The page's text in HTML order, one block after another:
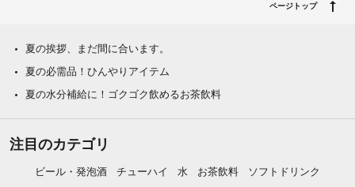
ページトップ
夏の挨拶、まだ間に合います。
夏の必需品！ひんやりアイテム
夏の水分補給に！ゴクゴク飲めるお茶飲料
注目のカテゴリ
ビール・発泡酒 チューハイ 水 お茶飲料
ソフトドリンク